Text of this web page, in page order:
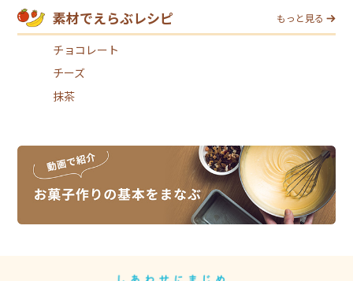
素材でえらぶレシピ もっと見る
チョコレート
チーズ
抹茶